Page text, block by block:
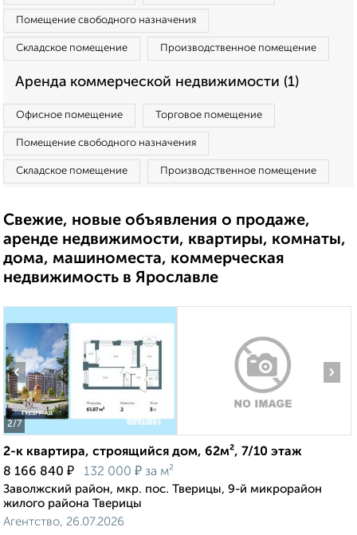
Помещение свободного назначения
Складское помещение Производственное помещение
Аренда коммерческой недвижимости (1)
Офисное помещение Торговое помещение
Помещение свободного назначения
Складское помещение Производственное помещение
Свежие, новые объявления о продаже,
аренде недвижимости, квартиры, комнаты,
дома, машиноместа, коммерческая
недвижимость в Ярославле
2/7
‹ ›
2-к квартира, строящийся дом, 62м², 7/10 этаж
8 166 840 ₽ 132 000 ₽ за м²
Заволжский район, мкр. пос. Тверицы, 9-й микрорайон
жилого района Тверицы
Агентство, 26.07.2026